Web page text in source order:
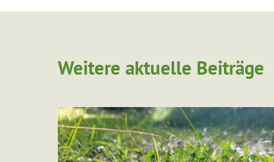
Weitere aktuelle Beiträge